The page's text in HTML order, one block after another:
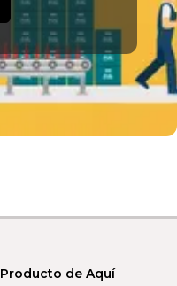
Producto de Aquí